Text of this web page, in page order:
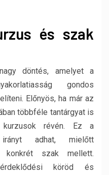
és szak
döntés, amelyet a
gondos
Előnyös, ha már az
többféle tantárgyat is
révén. Ez a
adhat, mielőtt
konkrét szak mellett.
köröd és